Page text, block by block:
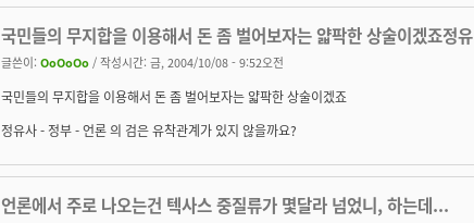
국민들의 무지합을 이용해서 돈 좀 벌어보자는 얇팍한 상술이겠죠정유
글쓴이: OoOoOo / 작성시간: 금, 2004/10/08 - 9:52오전
국민들의 무지합을 이용해서 돈 좀 벌어보자는 얇팍한 상술이겠죠
정유사 - 정부 - 언론 의 검은 유착관계가 있지 않을까요?
언론에서 주로 나오는건 텍사스 중질류가 몇달라 넘었니, 하는데...